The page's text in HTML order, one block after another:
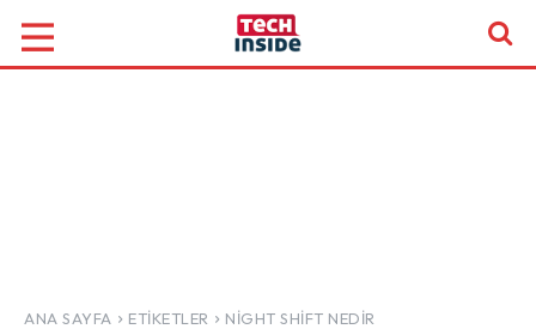
ANA SAYFA ETIKETLER NIGHT SHIFT NEDIR